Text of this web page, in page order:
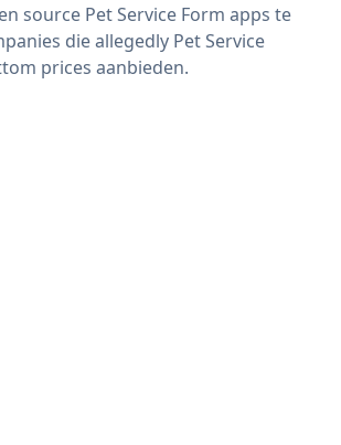
source Pet Service Form apps te
die allegedly Pet Service
prices aanbieden.